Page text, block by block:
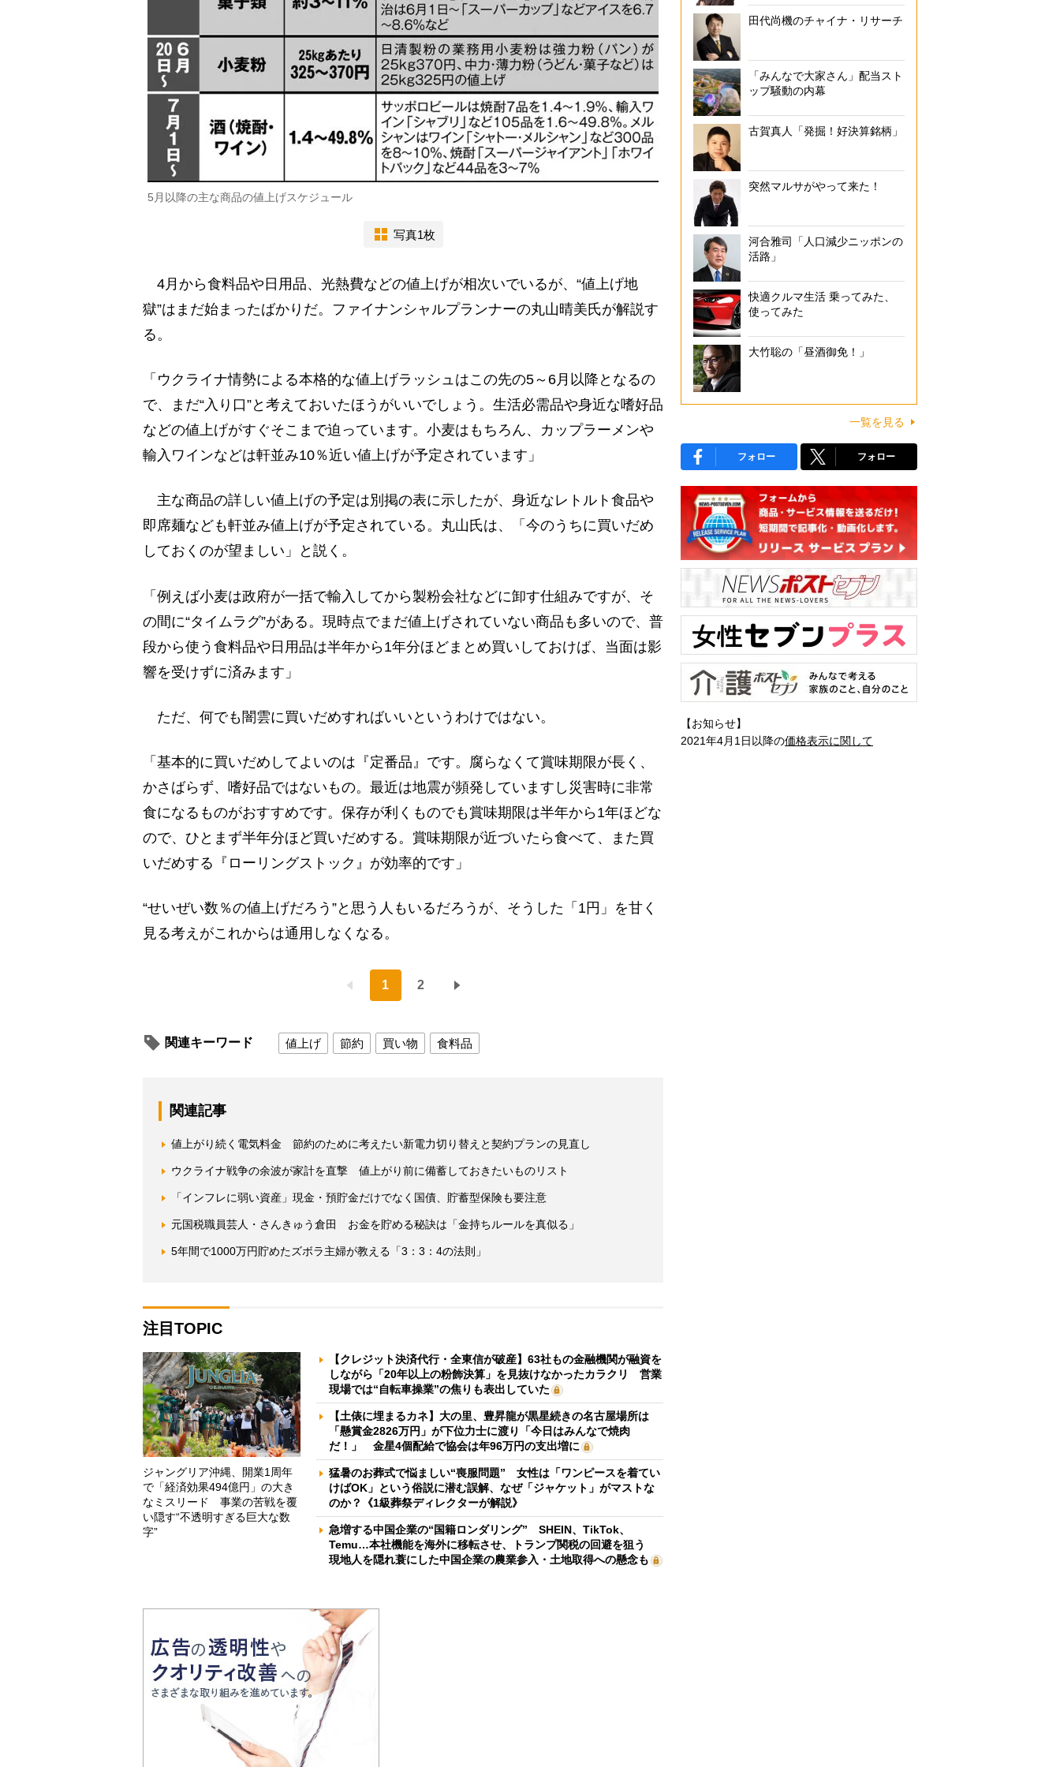
5月以降の主な商品の値上げスケジュール
写真1枚
4月から食料品や日用品、光熱費などの値上げが相次いでいるが、“値上げ地
獄”はまだ始まったばかりだ。ファイナンシャルプランナーの丸山晴美氏が解説す
る。
「ウクライナ情勢による本格的な値上げラッシュはこの先の5～6月以降となるの
で、まだ“入り口”と考えておいたほうがいいでしょう。生活必需品や身近な嗜好品
などの値上げがすぐそこまで迫っています。小麦はもちろん、カップラーメンや
輸入ワインなどは軒並み10％近い値上げが予定されています」
主な商品の詳しい値上げの予定は別掲の表に示したが、身近なレトルト食品や
即席麺なども軒並み値上げが予定されている。丸山氏は、「今のうちに買いだめ
しておくのが望ましい」と説く。
「例えば小麦は政府が一括で輸入してから製粉会社などに卸す仕組みですが、そ
の間に“タイムラグ”がある。現時点でまだ値上げされていない商品も多いので、普
段から使う食料品や日用品は半年から1年分ほどまとめ買いしておけば、当面は影
響を受けずに済みます」
ただ、何でも闇雲に買いだめすればいいというわけではない。
「基本的に買いだめしてよいのは『定番品』です。腐らなくて賞味期限が長く、
かさばらず、嗜好品ではないもの。最近は地震が頻発していますし災害時に非常
食になるものがおすすめです。保存が利くものでも賞味期限は半年から1年ほどな
ので、ひとまず半年分ほど買いだめする。賞味期限が近づいたら食べて、また買
いだめする『ローリングストック』が効率的です」
“せいぜい数％の値上げだろう”と思う人もいるだろうが、そうした「1円」を甘く
見る考えがこれからは通用しなくなる。
1 2
関連キーワード 値上げ 節約 買い物 食料品
関連記事
値上がり続く電気料金 節約のために考えたい新電力切り替えと契約プランの見直し
ウクライナ戦争の余波が家計を直撃 値上がり前に備蓄しておきたいものリスト
「インフレに弱い資産」現金・預貯金だけでなく国債、貯蓄型保険も要注意
元国税職員芸人・さんきゅう倉田 お金を貯める秘訣は「金持ちルールを真似る」
5年間で1000万円貯めたズボラ主婦が教える「3：3：4の法則」
注目TOPIC
ジャングリア沖縄、開業1周年
で「経済効果494億円」の大き
なミスリード 事業の苦戦を覆
い隠す“不透明すぎる巨大な数
字”
【クレジット決済代行・全東信が破産】63社もの金融機関が融資を
しながら「20年以上の粉飾決算」を見抜けなかったカラクリ 営業
現場では“自転車操業”の焦りも表出していた
【土俵に埋まるカネ】大の里、豊昇龍が黒星続きの名古屋場所は
「懸賞金2826万円」が下位力士に渡り「今日はみんなで焼肉
だ！」 金星4個配給で協会は年96万円の支出増に
猛暑のお葬式で悩ましい“喪服問題” 女性は「ワンピースを着てい
けばOK」という俗説に潜む誤解、なぜ「ジャケット」がマストな
のか？《1級葬祭ディレクターが解説》
急増する中国企業の“国籍ロンダリング” SHEIN、TikTok、
Temu…本社機能を海外に移転させ、トランプ関税の回避を狙う
現地人を隠れ蓑にした中国企業の農業参入・土地取得への懸念も
田代尚機のチャイナ・リサーチ
「みんなで大家さん」配当スト
ップ騒動の内幕
古賀真人「発掘！好決算銘柄」
突然マルサがやって来た！
河合雅司「人口減少ニッポンの
活路」
快適クルマ生活 乗ってみた、
使ってみた
大竹聡の「昼酒御免！」
一覧を見る
フォロー フォロー
【お知らせ】
2021年4月1日以降の価格表示に関して